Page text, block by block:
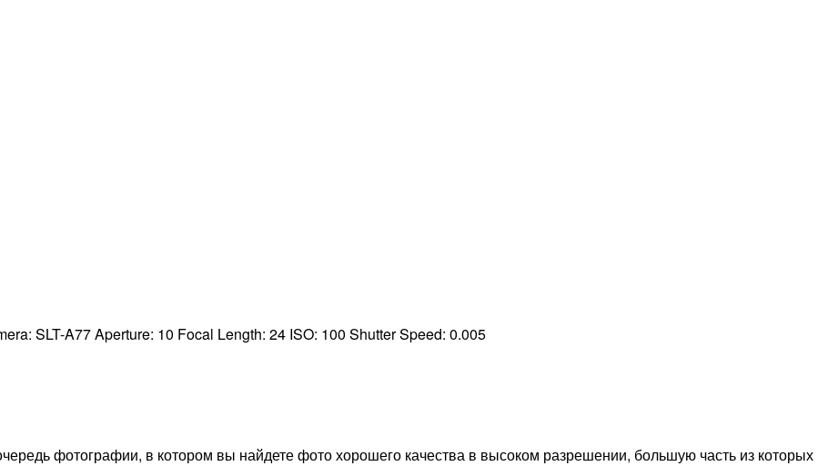
SLT-A77Aperture: 10 Focal Length: 24 ISO: 100 Shutter Speed: 0.005
фотографии, в котором вы найдете фото хорошего качества в высоком разрешении, большую часть из которых